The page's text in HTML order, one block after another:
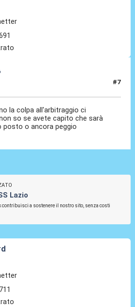
#7
la colpa all'arbitraggio ci
so se avete capito che sarà
posto o ancora peggio
Lazio
a sostenere il nostro sito, senza costi